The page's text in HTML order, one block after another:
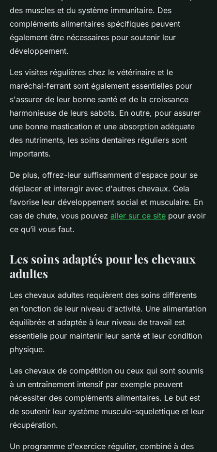
des muscles et du système immunitaire. Des
compléments alimentaires spécifiques peuvent
également être nécessaires pour soutenir leur
développement.
Les visites régulières chez le vétérinaire et le
maréchal-ferrant sont également essentielles pour
s'assurer de leur bonne santé et de la croissance
harmonieuse de leurs sabots. En outre, pour assurer
une bonne mastication et une absorption adéquate
des nutriments, les soins dentaires réguliers sont
importants.
De plus, offrez-leur suffisamment d'espace pour se
déplacer et interagir avec d'autres chevaux. Cela
favorise leur développement social et musculaire. En
cas de chute, vous pouvez aller sur ce site pour avoir
ce qu’il vous faut.
Les soins adaptés pour les chevaux
adultes
Les chevaux adultes requièrent des soins différents
en fonction de leur niveau d'activité. Une alimentation
équilibrée et adaptée à leur niveau de travail est
essentielle pour maintenir leur santé et leur condition
physique.
Les chevaux de compétition ou ceux qui sont soumis
à un entraînement intensif par exemple peuvent
nécessiter des compléments alimentaires. Le but est
de soutenir leur système musculo-squelettique et leur
récupération.
Un programme d'exercice régulier, combiné à des